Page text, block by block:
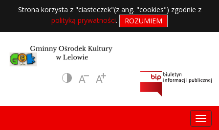
Strona korzysta z "ciasteczek"(z ang. "cookies") zgodnie z
polityką prywatności. ROZUMIEM